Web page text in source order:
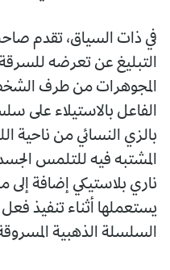
في ذات السياق، تقدم
التبليغ عن تعرضه
المجوهرات من طرف
الفاعل بالاستيلاء على
بالزي النسائي من ناحية
المشتبه فيه للتلمس
ناري بلاستيكي إضافة
يستعملها أثناء تنفيذ
السلسلة الذهبية